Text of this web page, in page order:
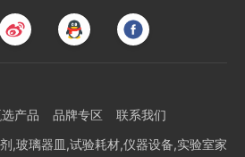
产品 品牌专区
联系我们
,玻璃器皿,试验耗材,仪器设备,实验室家